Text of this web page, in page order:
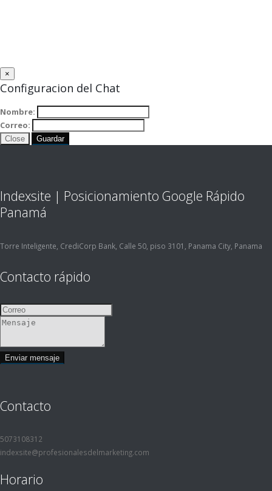
×
Configuracion del Chat
Nombre:
Correo:
Close Guardar
Indexsite | Posicionamiento Google Rápido
Panamá
Torre Inteligente, CrediCorp Bank, Calle 50, piso 3101, Panama City, Panama
Contacto rápido
Contacto
5073108312
indexsite@profesionalesdelmarketing.com
Horario